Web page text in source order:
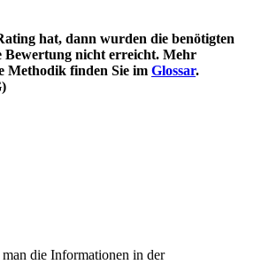
hat, dann wurden die benötigten
Bewertung nicht erreicht. Mehr
Methodik finden Sie im Glossar.
die Informationen in der